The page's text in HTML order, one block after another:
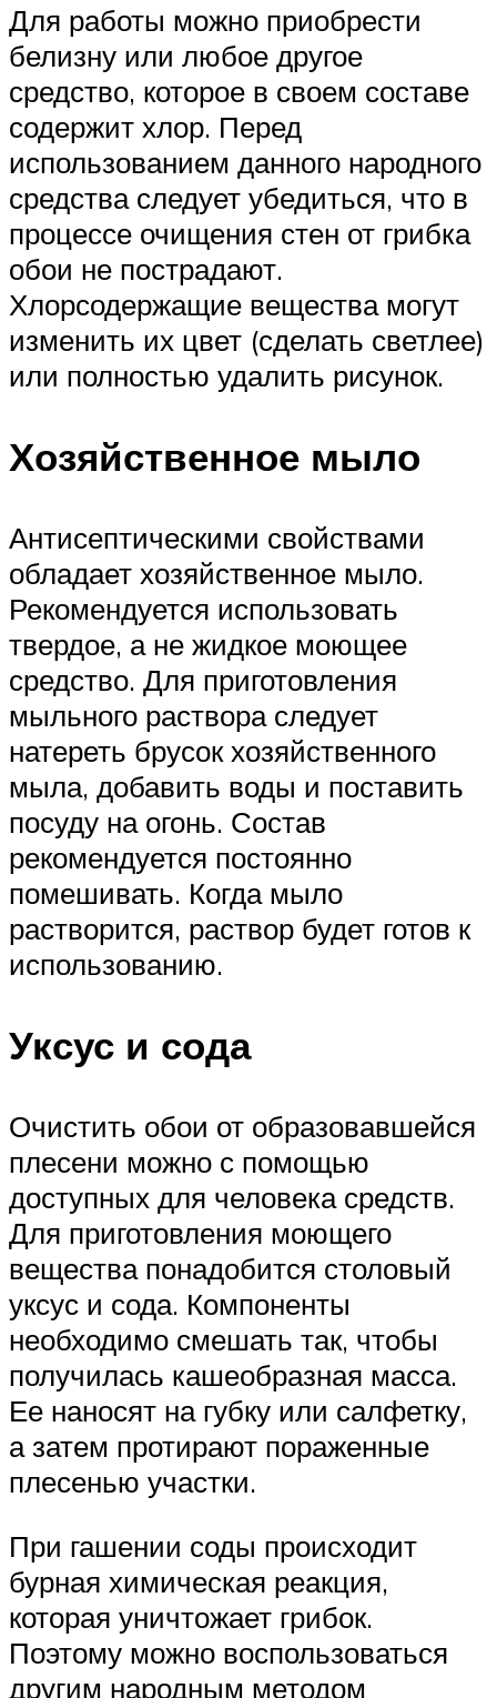
Для работы можно приобрести
белизну или любое другое
средство, которое в своем составе
содержит хлор. Перед
использованием данного народного
средства следует убедиться, что в
процессе очищения стен от грибка
обои не пострадают.
Хлорсодержащие вещества могут
изменить их цвет (сделать светлее)
или полностью удалить рисунок.
Хозяйственное мыло
Антисептическими свойствами
обладает хозяйственное мыло.
Рекомендуется использовать
твердое, а не жидкое моющее
средство. Для приготовления
мыльного раствора следует
натереть брусок хозяйственного
мыла, добавить воды и поставить
посуду на огонь. Состав
рекомендуется постоянно
помешивать. Когда мыло
растворится, раствор будет готов к
использованию.
Уксус и сода
Очистить обои от образовавшейся
плесени можно с помощью
доступных для человека средств.
Для приготовления моющего
вещества понадобится столовый
уксус и сода. Компоненты
необходимо смешать так, чтобы
получилась кашеобразная масса.
Ее наносят на губку или салфетку,
а затем протирают пораженные
плесенью участки.
При гашении соды происходит
бурная химическая реакция,
которая уничтожает грибок.
Поэтому можно воспользоваться
другим народным методом